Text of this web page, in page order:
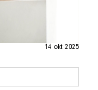
14 okt 2025